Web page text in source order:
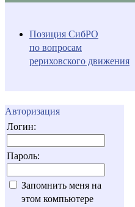
Позиция СибРО
по вопросам
рериховского движения
Авторизация
Логин:
Пароль:
Запомнить меня на
этом компьютере